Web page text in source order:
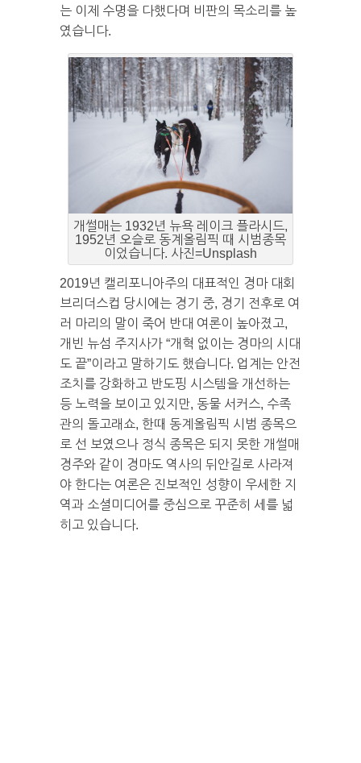
는 이제 수명을 다했다며 비판의 목소리를 높
였습니다.
개썰매는 1932년 뉴욕 레이크 플라시드,
1952년 오슬로 동계올림픽 때 시범종목
이었습니다. 사진=Unsplash
2019년 캘리포니아주의 대표적인 경마 대회
브리더스컵 당시에는 경기 중, 경기 전후로 여
러 마리의 말이 죽어 반대 여론이 높아졌고,
개빈 뉴섬 주지사가 “개혁 없이는 경마의 시대
도 끝”이라고 말하기도 했습니다. 업계는 안전
조치를 강화하고 반도핑 시스템을 개선하는
등 노력을 보이고 있지만, 동물 서커스, 수족
관의 돌고래쇼, 한때 동계올림픽 시범 종목으
로 선 보였으나 정식 종목은 되지 못한 개썰매
경주와 같이 경마도 역사의 뒤안길로 사라져
야 한다는 여론은 진보적인 성향이 우세한 지
역과 소셜미디어를 중심으로 꾸준히 세를 넓
히고 있습니다.